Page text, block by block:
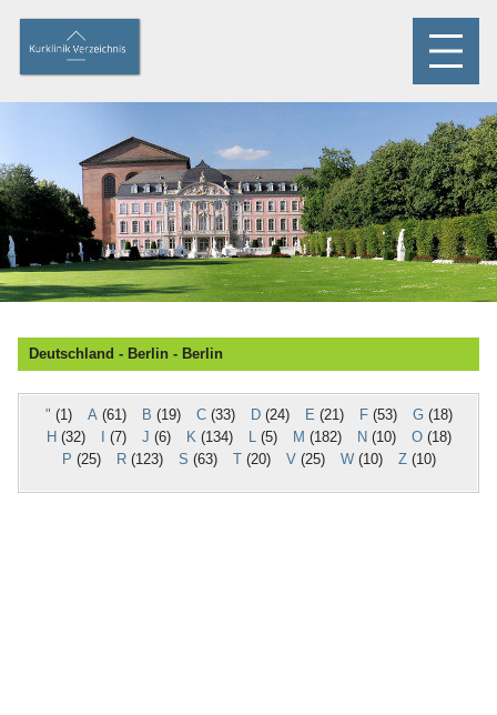
Deutschland - Berlin - Berlin
" (1) A(61) B (19) C(33) D(24) E (21) F(53) G(18)
H (32) (7) J (6) K(134) L(5) M (182) N (10) O(18)
P (25) R(123) S (63) T(20) V(25) W(10) Z(10)